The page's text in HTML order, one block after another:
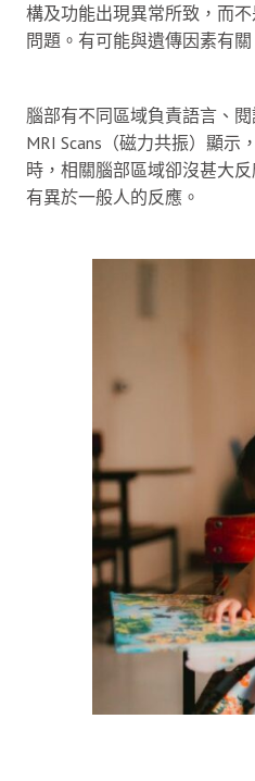
構及功能出現異常所致，而
問題。有可能與遺傳因素有關
腦部有不同區域負責語言、
MRI Scans（磁力共振）顯示
時，相關腦部區域卻沒甚大
有異於一般人的反應。